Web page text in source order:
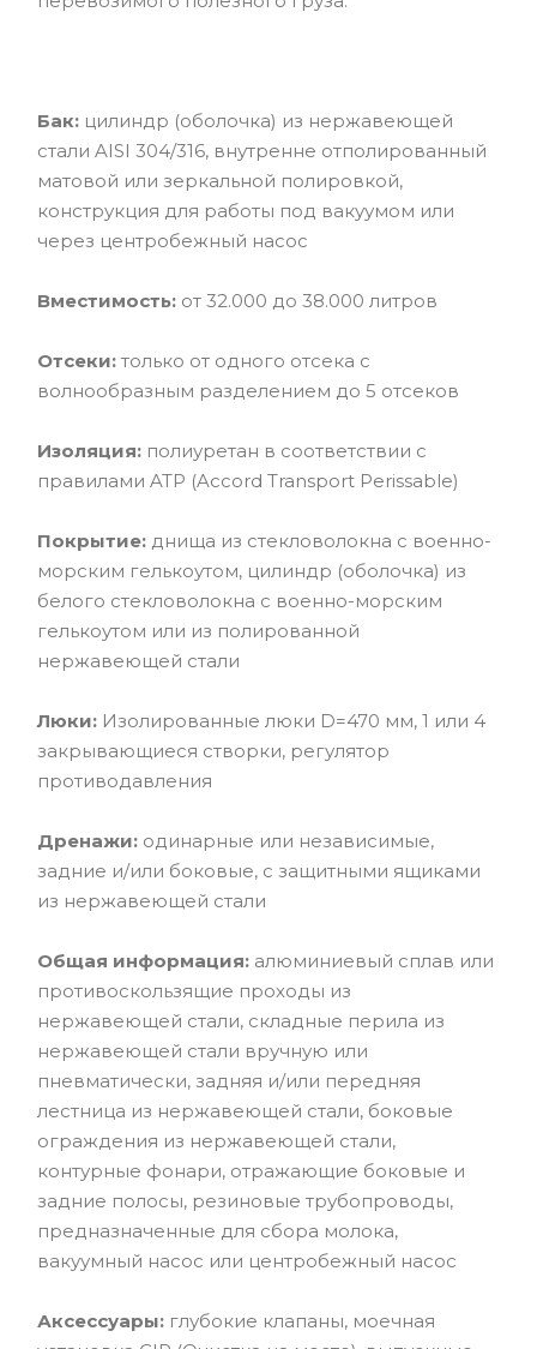
Бак: цилиндр (оболочка) из нержавеющей
стали AISI 304/316, внутренне отполированный
матовой или зеркальной полировкой,
конструкция для работы под вакуумом или
через центробежный насос
Вместимость: от 32.000 до 38.000 литров
Отсеки: только от одного отсека с
волнообразным разделением до 5 отсеков
Изоляция: полиуретан в соответствии с
правилами ATP (Accord Transport Perissable)
Покрытие: днища из стекловолокна с военно-
морским гелькоутом, цилиндр (оболочка) из
белого стекловолокна с военно-морским
гелькоутом или из полированной
нержавеющей стали
Люки: Изолированные люки D=470 мм, 1 или 4
закрывающиеся створки, регулятор
противодавления
Дренажи: одинарные или независимые,
задние и/или боковые, с защитными ящиками
из нержавеющей стали
Общая информация: алюминиевый сплав или
противоскользящие проходы из
нержавеющей стали, складные перила из
нержавеющей стали вручную или
пневматически, задняя и/или передняя
лестница из нержавеющей стали, боковые
ограждения из нержавеющей стали,
контурные фонари, отражающие боковые и
задние полосы, резиновые трубопроводы,
предназначенные для сбора молока,
вакуумный насос или центробежный насос
Аксессуары: глубокие клапаны, моечная